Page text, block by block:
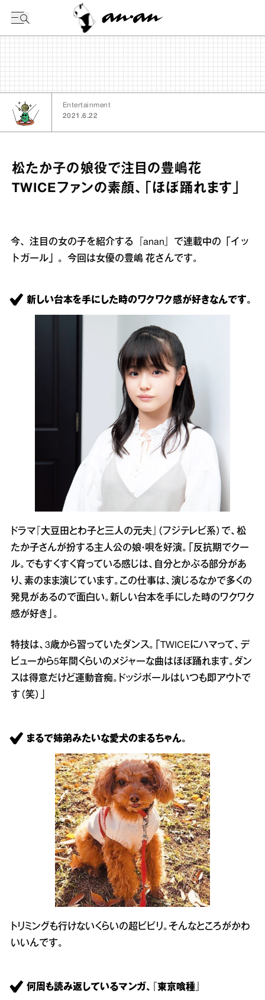
Entertainment
2021.6.22
松たか子の娘役で注目の豊嶋花
TWICEファンの素顔、「ほぼ踊れます」
今、注目の女の子を紹介する『anan』で連載中の「イッ
トガール」。今回は女優の豊嶋 花さんです。
新しい台本を手にした時のワクワク感が好きなんです。
ドラマ『大豆田とわ子と三人の元夫』（フジテレビ系）で、松
たか子さんが扮する主人公の娘・唄を好演。「反抗期でクー
ル。でもすくすく育っている感じは、自分とかぶる部分があ
り、素のまま演じています。この仕事は、演じるなかで多くの
発見があるので面白い。新しい台本を手にした時のワクワク
感が好き」。
特技は、3歳から習っていたダンス。「TWICEにハマって、デ
ビューから5年間くらいのメジャーな曲はほぼ踊れます。ダン
スは得意だけど運動音痴。ドッジボールはいつも即アウトで
す（笑）」
まるで姉弟みたいな愛犬のまるちゃん。
トリミングも行けないくらいの超ビビリ。そんなところがかわ
いいんです。
何周も読み返しているマンガ、『東京喰種』